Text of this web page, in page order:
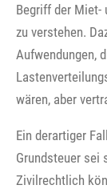
Begriff der Miet-
zu verstehen.
Aufwendungen,
wären, aber
Ein derartiger
Grundsteuer sei
Zivilrechtlich